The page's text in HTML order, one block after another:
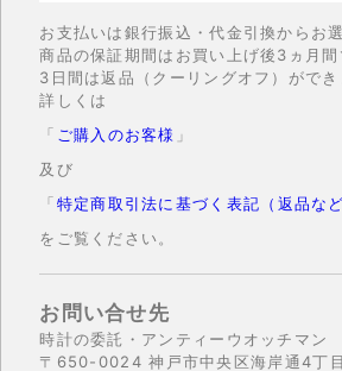
お支払いは銀行振込・代金引換からお
商品の保証期間はお買い上げ後3ヵ月
3日間は返品（クーリングオフ）ができ
詳しくは
「 ご購入のお客様 」
及び
「特定商取引法に基づく表記（返品など
をご覧ください。
お問い合せ先
時計の委託・アンティーウオッチマン
〒650-0024 神戸市中央区海岸通4丁